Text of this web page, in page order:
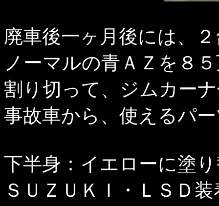
廃車後一ヶ月後には、
ノーマルの青ＡＺを８
割り切って、ジムカー
事故車から、使えるパ
下半身：イエローに塗
ＳＵＺＵＫＩ・ＬＳＤ